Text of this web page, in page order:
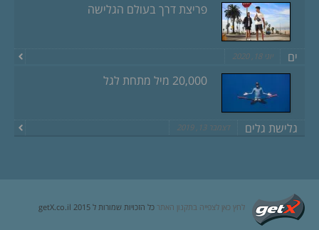
פריצת דרך בעולם הגלישה
ים יוני 18, 2020
20,000 מיל מתחת לגל
גלישת גלים דצמבר 13, 2019
לחץ כאן לצפייה בתקנון האתר כל הזכויות שמורות ל getX.co.il 2015